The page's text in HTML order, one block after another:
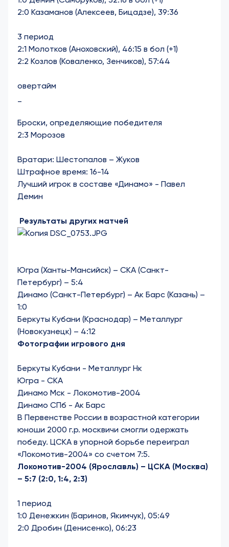
2:0 Казаманов (Алексеев, Бицадзе), 39:36
3 период
2:1 Молотков (Аноховский), 46:15 в бол (+1)
2:2 Козлов (Коваленко, Зенчиков), 57:44
овертайм
Броски, определяющие победителя
2:3 Морозов
Вратари: Шестопалов – Жуков
Штрафное время: 16-14
Лучший игрок в составе «Динамо» - Павел
Демин
Результаты других матчей
Югра (Ханты-Мансийск) – СКА (Санкт-
Петербург) – 5:4
Динамо (Санкт-Петербург) – Ак Барс (Казань) –
1:0
Беркуты Кубани (Краснодар) – Металлург
(Новокузнецк) – 4:12
Фотографии игрового дня
Беркуты Кубани - Металлург Нк
Югра - СКА
Динамо Мск - Локомотив-2004
Динамо СПб - Ак Барс
В Первенстве России в возрастной категории
юноши 2000 г.р. москвичи смогли одержать
победу. ЦСКА в упорной борьбе переиграл
«Локомотив-2004» со счетом 7:5.
Локомотив-2004 (Ярославль) – ЦСКА (Москва)
– 5:7 (2:0, 1:4, 2:3)
1 период
1:0 Денежкин (Баринов, Якимчук), 05:49
2:0 Дробин (Денисенко), 06:23